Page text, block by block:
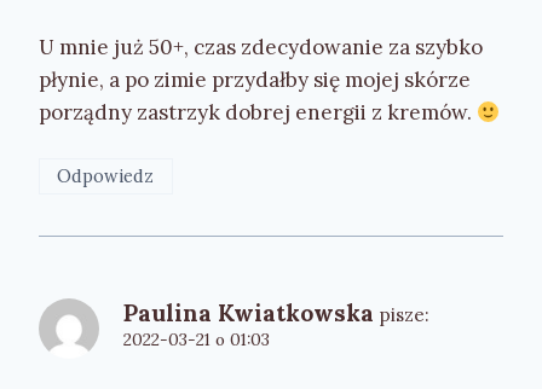
U mnie już 50+, czas zdecydowanie za szybko
płynie, a po zimie przydałby się mojej skórze
porządny zastrzyk dobrej energii z kremów.
Odpowiedz
Paulina Kwiatkowska pisze:
2022-03-21 o 01:03